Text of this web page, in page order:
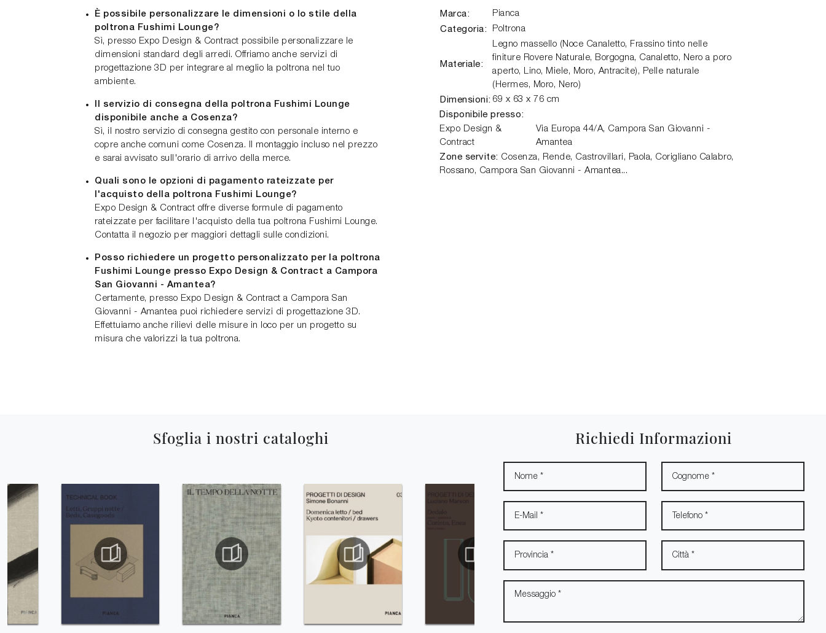
È possibile personalizzare le dimensioni o lo stile della
poltrona Fushimi Lounge?
Sì, presso Expo Design & Contract possibile personalizzare le
dimensioni standard degli arredi. Offriamo anche servizi di
progettazione 3D per integrare al meglio la poltrona nel tuo
ambiente.
Il servizio di consegna della poltrona Fushimi Lounge
disponibile anche a Cosenza?
Sì, il nostro servizio di consegna gestito con personale interno e
copre anche comuni come Cosenza. Il montaggio incluso nel prezzo
e sarai avvisato sull'orario di arrivo della merce.
Quali sono le opzioni di pagamento rateizzate per
l'acquisto della poltrona Fushimi Lounge?
Expo Design & Contract offre diverse formule di pagamento
rateizzate per facilitare l'acquisto della tua poltrona Fushimi Lounge.
Contatta il negozio per maggiori dettagli sulle condizioni.
Posso richiedere un progetto personalizzato per la poltrona
Fushimi Lounge presso Expo Design & Contract a Campora
San Giovanni - Amantea?
Certamente, presso Expo Design & Contract a Campora San
Giovanni - Amantea puoi richiedere servizi di progettazione 3D.
Effettuiamo anche rilievi delle misure in loco per un progetto su
misura che valorizzi la tua poltrona.
Marca: Pianca
Categoria: Poltrona
Materiale:
Legno massello (Noce Canaletto, Frassino tinto nelle
finiture Rovere Naturale, Borgogna, Canaletto, Nero a poro
aperto, Lino, Miele, Moro, Antracite), Pelle naturale
(Hermes, Moro, Nero)
Dimensioni: 69 x 63 x 76 cm
Disponibile presso:
Expo Design &
Contract
Via Europa 44/A, Campora San Giovanni -
Amantea
Zone servite: Cosenza, Rende, Castrovillari, Paola, Corigliano Calabro,
Rossano, Campora San Giovanni - Amantea...
Sfoglia i nostri cataloghi Richiedi Informazioni